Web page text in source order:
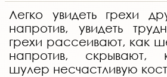
Легко увидеть грехи
напротив, увидеть
грехи рассеивают, как
напротив, скрывают,
шулер несчастливую